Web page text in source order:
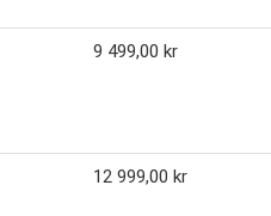
9 499,00 kr
12 999,00 kr